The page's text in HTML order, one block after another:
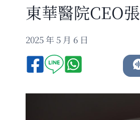
東華醫院CEO
2025 年 5 月 6 日